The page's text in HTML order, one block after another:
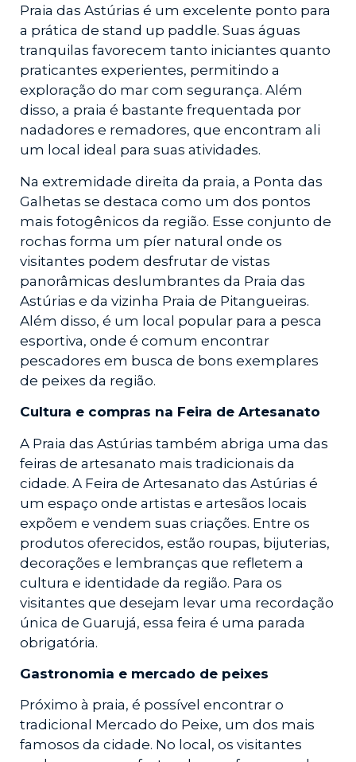
Praia das Astúrias é um excelente ponto para
a prática de stand up paddle. Suas águas
tranquilas favorecem tanto iniciantes quanto
praticantes experientes, permitindo a
exploração do mar com segurança. Além
disso, a praia é bastante frequentada por
nadadores e remadores, que encontram ali
um local ideal para suas atividades.
Na extremidade direita da praia, a Ponta das
Galhetas se destaca como um dos pontos
mais fotogênicos da região. Esse conjunto de
rochas forma um píer natural onde os
visitantes podem desfrutar de vistas
panorâmicas deslumbrantes da Praia das
Astúrias e da vizinha Praia de Pitangueiras.
Além disso, é um local popular para a pesca
esportiva, onde é comum encontrar
pescadores em busca de bons exemplares
de peixes da região.
Cultura e compras na Feira de Artesanato
A Praia das Astúrias também abriga uma das
feiras de artesanato mais tradicionais da
cidade. A Feira de Artesanato das Astúrias é
um espaço onde artistas e artesãos locais
expõem e vendem suas criações. Entre os
produtos oferecidos, estão roupas, bijuterias,
decorações e lembranças que refletem a
cultura e identidade da região. Para os
visitantes que desejam levar uma recordação
única de Guarujá, essa feira é uma parada
obrigatória.
Gastronomia e mercado de peixes
Próximo à praia, é possível encontrar o
tradicional Mercado do Peixe, um dos mais
famosos da cidade. No local, os visitantes